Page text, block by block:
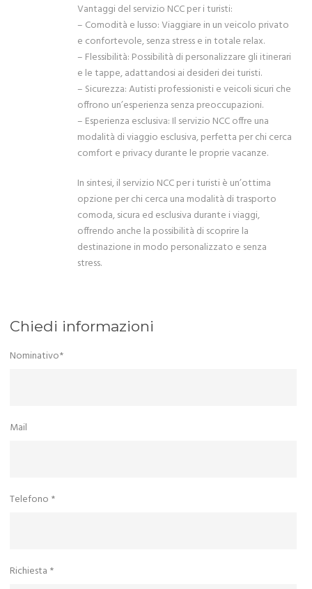
Vantaggi del servizio NCC per i turisti:
– Comodità e lusso: Viaggiare in un veicolo privato
e confortevole, senza stress e in totale relax.
– Flessibilità: Possibilità di personalizzare gli itinerari
e le tappe, adattandosi ai desideri dei turisti.
– Sicurezza: Autisti professionisti e veicoli sicuri che
offrono un’esperienza senza preoccupazioni.
– Esperienza esclusiva: Il servizio NCC offre una
modalità di viaggio esclusiva, perfetta per chi cerca
comfort e privacy durante le proprie vacanze.
In sintesi, il servizio NCC per i turisti è un’ottima
opzione per chi cerca una modalità di trasporto
comoda, sicura ed esclusiva durante i viaggi,
offrendo anche la possibilità di scoprire la
destinazione in modo personalizzato e senza
stress.
Chiedi informazioni
Nominativo*
Mail
Telefono *
Richiesta *